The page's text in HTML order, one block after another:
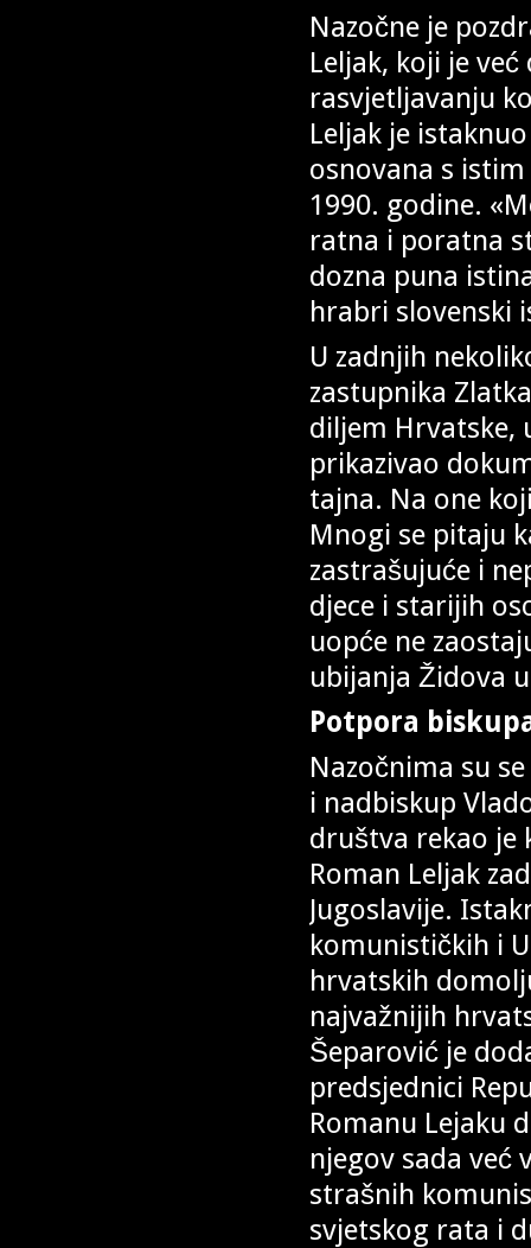
Nazočne je
Leljak, koji je
rasvjetljavanju
Leljak je
osnovana s
1990. godine.
ratna i poratna
dozna puna
hrabri slovenski
U zadnjih
zastupnika
diljem Hrvatske,
prikazivao
tajna. Na one
Mnogi se pitaju
zastrašujuće i
djece i starijih
uopće ne
ubijanja Židova
Potpora
Nazočnima su
i nadbiskup
društva rekao je
Roman Leljak
Jugoslavije.
komunističkih i
hrvatskih
najvažnijih
Šeparović je
predsjednici
Romanu Lejaku
njegov sada već
strašnih
svjetskog rata i